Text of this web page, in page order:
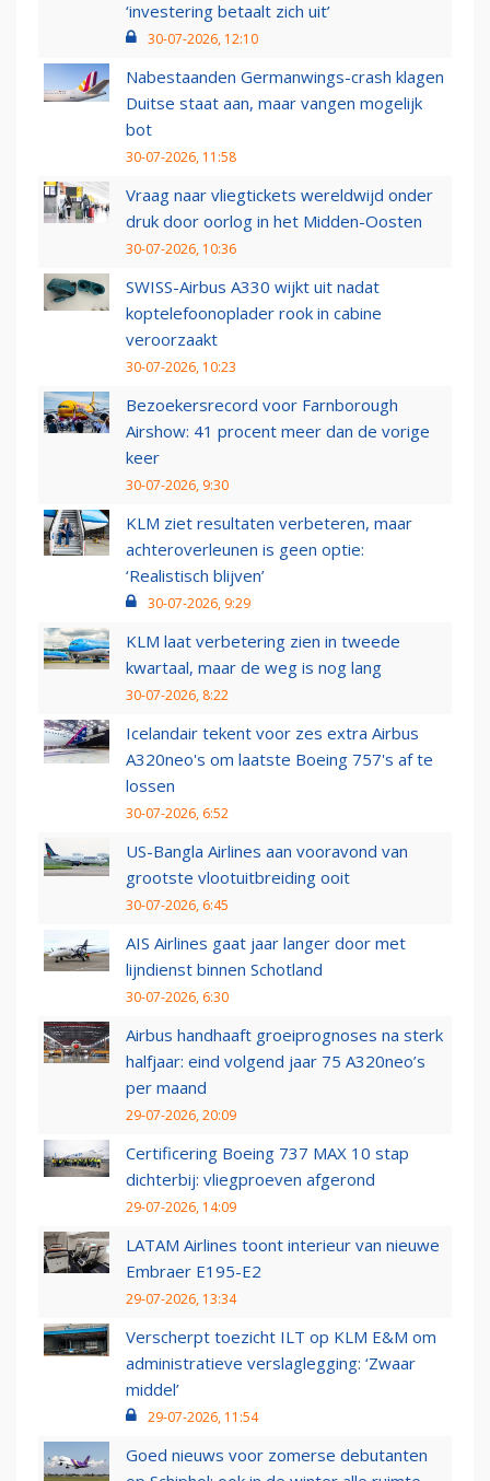
‘investering betaalt zich uit’
30-07-2026, 12:10
Nabestaanden Germanwings-crash klagen
Duitse staat aan, maar vangen mogelijk
bot
30-07-2026, 11:58
Vraag naar vliegtickets wereldwijd onder
druk door oorlog in het Midden-Oosten
30-07-2026, 10:36
SWISS-Airbus A330 wijkt uit nadat
koptelefoonoplader rook in cabine
veroorzaakt
30-07-2026, 10:23
Bezoekersrecord voor Farnborough
Airshow: 41 procent meer dan de vorige
keer
30-07-2026, 9:30
KLM ziet resultaten verbeteren, maar
achteroverleunen is geen optie:
‘Realistisch blijven’
30-07-2026, 9:29
KLM laat verbetering zien in tweede
kwartaal, maar de weg is nog lang
30-07-2026, 8:22
Icelandair tekent voor zes extra Airbus
A320neo's om laatste Boeing 757's af te
lossen
30-07-2026, 6:52
US-Bangla Airlines aan vooravond van
grootste vlootuitbreiding ooit
30-07-2026, 6:45
AIS Airlines gaat jaar langer door met
lijndienst binnen Schotland
30-07-2026, 6:30
Airbus handhaaft groeiprognoses na sterk
halfjaar: eind volgend jaar 75 A320neo’s
per maand
29-07-2026, 20:09
Certificering Boeing 737 MAX 10 stap
dichterbij: vliegproeven afgerond
29-07-2026, 14:09
LATAM Airlines toont interieur van nieuwe
Embraer E195-E2
29-07-2026, 13:34
Verscherpt toezicht ILT op KLM E&M om
administratieve verslaglegging: ‘Zwaar
middel’
29-07-2026, 11:54
Goed nieuws voor zomerse debutanten